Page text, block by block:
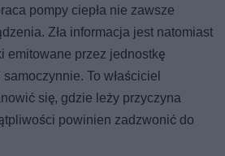
pompy ciepła nie zawsze
Zła informacja jest natomiast
emitowane przez jednostkę
To właściciel
się, gdzie leży przyczyna
powinien zadzwonić do